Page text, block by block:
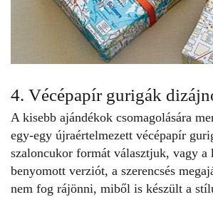
4. Vécépapír gurigák
A kisebb ajándékok csomagolására
egy-egy újraértelmezett vécépapír
szaloncukor formát választjuk, vagy a
benyomott verziót, a szerencsés
nem fog rájönni, miből is készült a